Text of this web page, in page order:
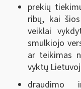
prekių
ribų, kai
veiklai
smulkiojo
ar teikimas
vyktų
draudimo